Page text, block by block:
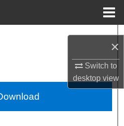
×
Switch to
desktopview
Schools, Centers
Account